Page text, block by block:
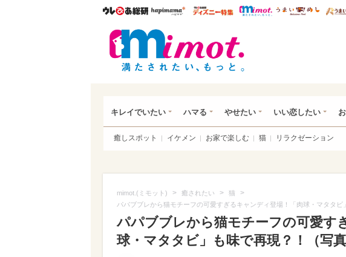
ウレぴあ総研ハピママ* ウレぴあ総研 ディズニー
mimot. うま
キレイでいたい ハマる やせたい いい恋したい
癒しスポット イケメン お家で楽しむ 猫 リラクゼーション
mimot.(ミモット) > 癒されたい > 猫 >
パパブブレから猫モチーフの可愛すぎるキャンディ登場！「肉球・マタタビ
パパブブレから猫モチーフの可愛す
球・マタタビ」も味で再現？！（写真